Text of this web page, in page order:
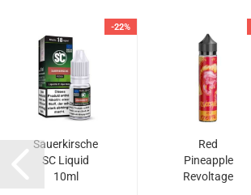
-22%
Sauerkirsche
SC Liquid
10ml
Red
Pineapple
Revoltage